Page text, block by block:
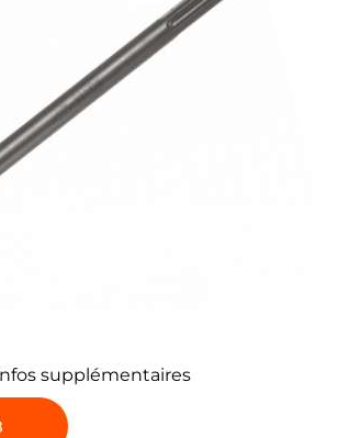
supplémentaires